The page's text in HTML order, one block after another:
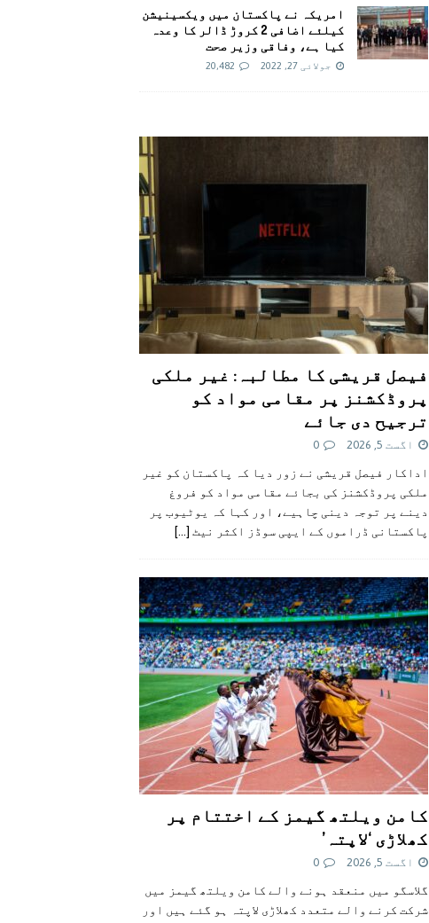
امريکہ نے پاکستان میں ویکسینیشن
کیلئے اضافی 2 کروڑ ڈالر کا وعدہ
کیا ہے، وفاقی وزیر صحت
جولائی 27, 2022 20,482
فیصل قریشی کا مطالبہ: غیر ملکی
پروڈکشنز پر مقامی مواد کو
ترجیح دی جائے
اگست 5, 2026 0
اداکار فیصل قریشی نے زور دیا کہ پاکستان کو غیر
ملکی پروڈکشنز کی بجائے مقامی مواد کو فروغ
دینے پر توجہ دینی چاہیے، اور کہا کہ یوٹیوب پر
پاکستانی ڈراموں کے ایپی سوڈز اکثر نیٹ [...]
کامن ویلتھ گیمز کے اختتام پر
کھلاڑی ‘لاپتہ’
اگست 5, 2026 0
گلاسگو میں منعقد ہونے والے کامن ویلتھ گیمز میں
شرکت کرنے والے متعدد کھلاڑی لاپتہ ہو گئے ہیں اور